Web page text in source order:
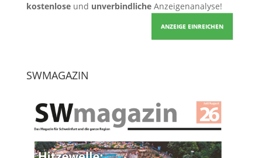
kostenloseund unverbindlicheAnzeigenanalyse!
ANZEIGE EINREICHEN
SWMAGAZIN